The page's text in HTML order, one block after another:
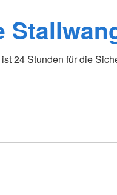
24 Stunden für die